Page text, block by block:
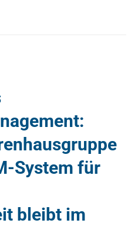
System für
bleibt im